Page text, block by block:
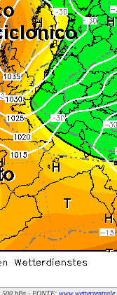
500 hPa - FONTE: